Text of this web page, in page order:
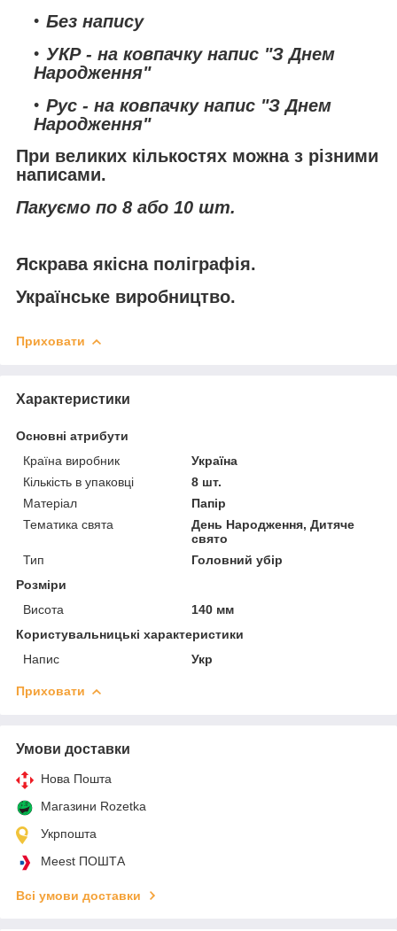
Без напису
УКР- на ковпачку напис "З Днем
Народження"
Рус - на ковпачку напис "З Днем
Народження"
При великих кількостях можна з різними
написами.
Пакуємо по 8 або 10 шт.
Яскрава якісна поліграфія.
Українське виробництво.
Приховати
Характеристики
Основні атрибути
Країна виробник
Україна
Кількість в упаковці
8 шт.
Матеріал
Папір
Тематика свята
День Народження, Дитяче
свято
Тип
Головний убір
Розміри
Висота
140 мм
Користувальницькі характеристики
Напис
Укр
Приховати
Умови доставки
Нова Пошта
Магазини Rozetka
Укрпошта
Meest ПОШТА
Всі умови доставки